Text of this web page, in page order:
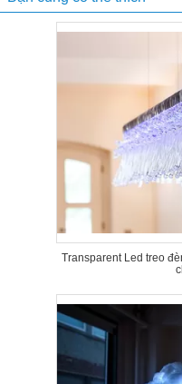
Transparent Led treo